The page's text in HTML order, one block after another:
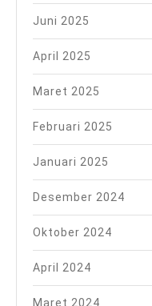
Juni 2025
April 2025
Maret 2025
Februari 2025
Januari 2025
Desember 2024
Oktober 2024
April 2024
Maret 2024